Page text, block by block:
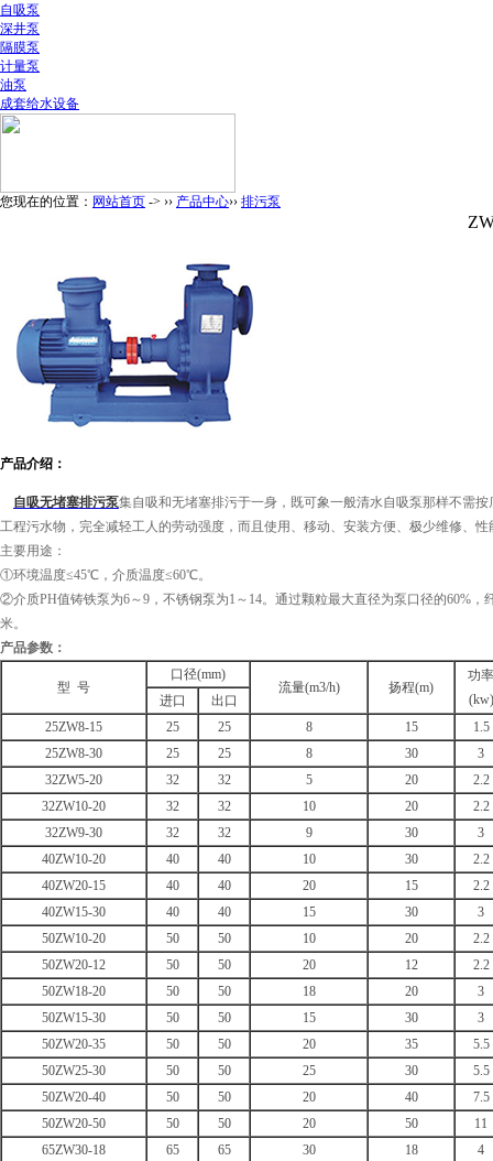
自吸泵
深井泵
隔膜泵
计量泵
油泵
成套给水设备
您现在的位置： 网站首页 -> ›› 产品中心›› 排污泵
产品介绍：
自吸无堵塞排污泵集自吸和无堵塞排污于一身，既可象一般清水自吸泵那样不需按
工程污水物，完全减轻工人的劳动强度，而且使用、移动、安装方便、极少维修、性
主要用途：
①环境温度≤45℃，介质温度≤60℃。
②介质PH值铸铁泵为6～9，不锈钢泵为1～14。通过颗粒最大直径为泵口径的60%
米。
产品参数：
型 号
口径(mm)
流量(m3/h)
扬程(m)
功率
(kw)
进口
出口
25ZW8-15
25 25 8 15
1.5
25ZW8-30
25 25 8 30
3
32ZW5-20
32 32 5 20
2.2
32ZW10-20
32 32 10 20
2.2
32ZW9-30
32 32 9 30
3
40ZW10-20
40 40 10 30
2.2
40ZW20-15
40 40 20 15
2.2
40ZW15-30
40 40 15 30
3
50ZW10-20
50 50 10 20
2.2
50ZW20-12
50 50 20 12
2.2
50ZW18-20
50 50 18 20
3
50ZW15-30
50 50 15 30
3
50ZW20-35
50 50 20 35
5.5
50ZW25-30
50 50 25 30
5.5
50ZW20-40
50 50 20 40
7.5
50ZW20-50
50 50 20 50
11
65ZW30-18
65 65 30 18
4